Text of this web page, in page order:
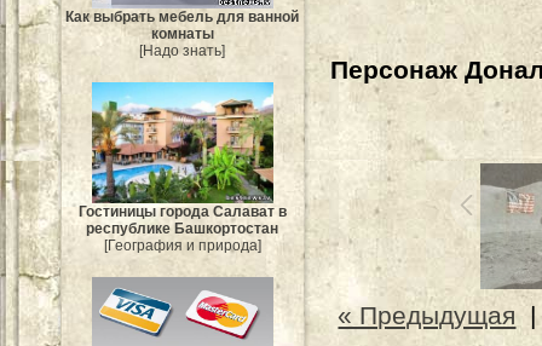
Как выбрать мебель для ванной
комнаты
[Надо знать]
Гостиницы города Салават в
республике Башкортостан
[География и природа]
Персонаж
« Предыдущая